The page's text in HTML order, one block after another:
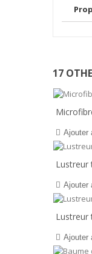
17
Ajouter
Lustreur
Ajouter
Lustreur
Ajouter